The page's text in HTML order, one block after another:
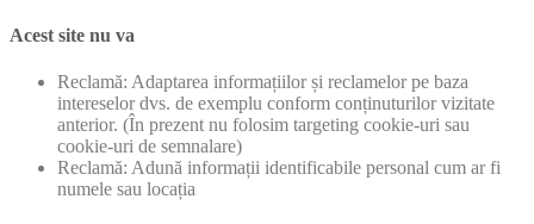
Acest site nu va
Reclamă: Adaptarea informațiilor și reclamelor pe baza
intereselor dvs. de exemplu conform conținuturilor vizitate
anterior. (În prezent nu folosim targeting cookie-uri sau
cookie-uri de semnalare)
Reclamă: Adună informații identificabile personal cum ar fi
numele sau locația